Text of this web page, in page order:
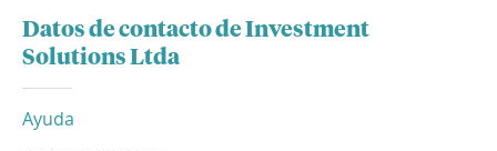
Datos de contacto de Investment
Solutions Ltda
Ayuda